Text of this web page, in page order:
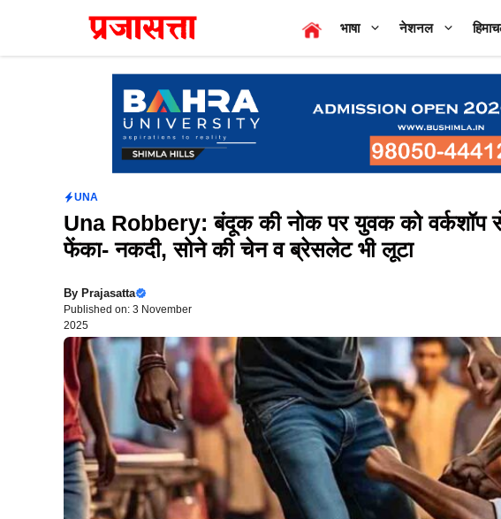
content
भाषा नेशनल
UNA
Una Robbery: बंदूक की नोक पर युवक को वर्कशॉप
फेंका- नकदी, सोने की चेन व ब्रेसलेट भी लूटा
By Prajasatta
Published on: 3 November
2025